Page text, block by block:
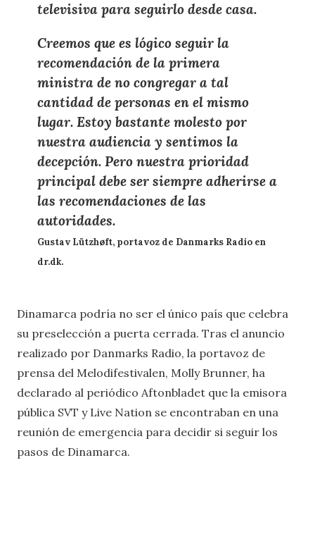
televisiva para seguirlo desde casa.
Creemos que es lógico seguir la
recomendación de la primera
ministra de no congregar a tal
cantidad de personas en el mismo
lugar. Estoy bastante molesto por
nuestra audiencia y sentimos la
decepción. Pero nuestra prioridad
principal debe ser siempre adherirse a
las recomendaciones de las
autoridades.
Gustav Lützhøft, portavoz de Danmarks Radio en
dr.dk.
Dinamarca podría no ser el único país que celebra
su preselección a puerta cerrada. Tras el anuncio
realizado por Danmarks Radio, la portavoz de
prensa del Melodifestivalen, Molly Brunner, ha
declarado al periódico Aftonbladet que la emisora
pública SVT y Live Nation se encontraban en una
reunión de emergencia para decidir si seguir los
pasos de Dinamarca.